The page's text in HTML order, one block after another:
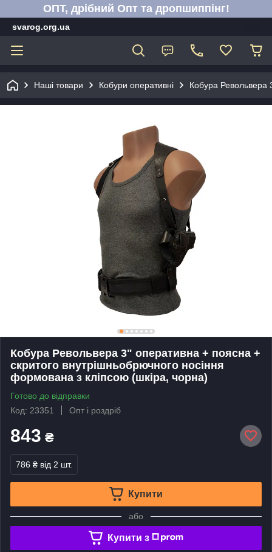
ОПТ, дрібний Опт та дропшиппінг!
svarog.org.ua
Наші товари Кобури оперативні Кобура Револьвера
Кобура Револьвера 3" оперативна + поясна +
скритого внутрішньобрючного носіння
формована з кліпсою (шкіра, чорна)
Готово до відправки
Код: 23351
Опт і роздріб
843 ₴
786 ₴ від 2 шт.
Купити
або
Купити з